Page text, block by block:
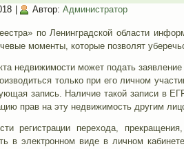
Автор: Администратор
по Ленинградской области
моменты, которые позволят
недвижимости может подать
только при его личном
запись. Наличие такой записи в
прав на эту недвижимость другим
регистрации перехода,
в электронном виде в личном